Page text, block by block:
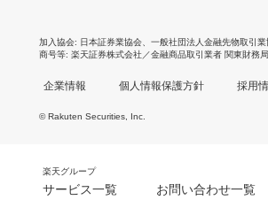
加入協会 日本証券業協会 一般社団法人金融先物取引業
商号等 楽天証券株式会社／金融商品取引業者 関東財務
企業情報 個人情報保護方針 採用
© Rakuten Securities, Inc.
楽天グループ
サービス一覧 お問い合わせ一覧